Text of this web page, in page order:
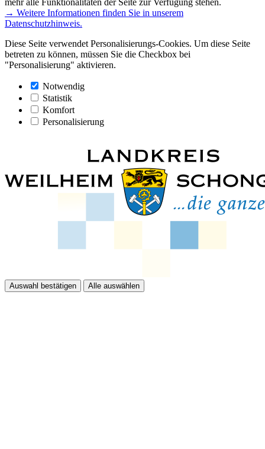
→ Weitere Informationen finden Sie in unserem
Datenschutzhinweis.
Diese Seite verwendet Personalisierungs-Cookies. Um diese Seite
betreten zu können, müssen Sie die Checkbox bei
"Personalisierung" aktivieren.
Notwendig
Statistik
Komfort
Personalisierung
Auswahl bestätigen Alle auswählen